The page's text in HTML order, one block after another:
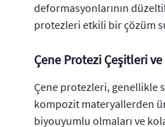
deformasyonlarının
protezleri etkili bir çözüm
Çene Protezi Çeşitleri
Çene protezleri, genellikle
kompozit materyallerden
biyouyumlu olmaları ve